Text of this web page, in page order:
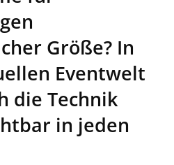
Größe? In
Eventwelt
die Technik
in jeden